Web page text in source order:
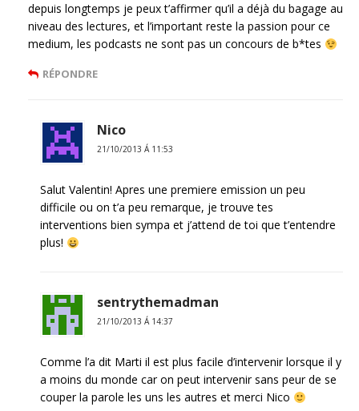
depuis longtemps je peux t’affirmer qu’il a déjà du bagage au
niveau des lectures, et l’important reste la passion pour ce
medium, les podcasts ne sont pas un concours de b*tes
RÉPONDRE
Nico
21/10/2013 Á 11:53
Salut Valentin! Apres une premiere emission un peu
difficile ou on t’a peu remarque, je trouve tes
interventions bien sympa et j’attend de toi que t’entendre
plus!
sentrythemadman
21/10/2013 Á 14:37
Comme l’a dit Marti il est plus facile d’intervenir lorsque il y
a moins du monde car on peut intervenir sans peur de se
couper la parole les uns les autres et merci Nico